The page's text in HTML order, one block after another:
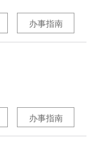
办事指南
办事指南